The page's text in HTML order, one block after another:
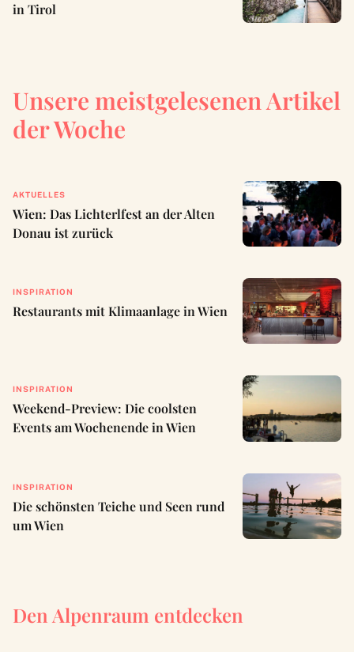
in Tirol
Unsere meistgelesenen Artikel
der Woche
AKTUELLES
Wien: Das Lichterlfest an der Alten
Donau ist zurück
INSPIRATION
Restaurants mit Klimaanlage in Wien
INSPIRATION
Weekend-Preview: Die coolsten
Events am Wochenende in Wien
INSPIRATION
Die schönsten Teiche und Seen rund
um Wien
Den Alpenraum entdecken